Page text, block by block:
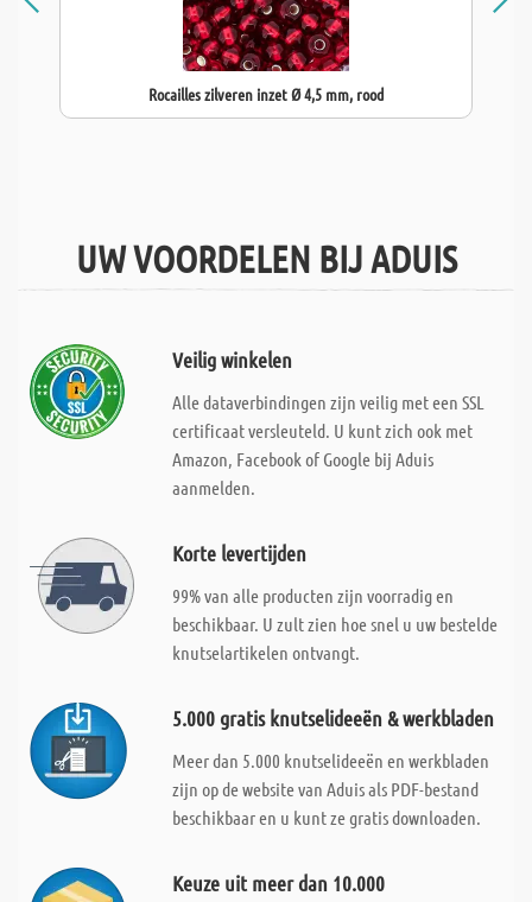
Rocailles zilveren inzet Ø 4,5 mm, rood
UW VOORDELEN BIJ ADUIS
Veilig winkelen
Alle dataverbindingen zijn veilig met een SSL
certificaat versleuteld. U kunt zich ook met
Amazon, Facebook of Google bij Aduis
aanmelden.
Korte levertijden
99% van alle producten zijn voorradig en
beschikbaar. U zult zien hoe snel u uw bestelde
knutselartikelen ontvangt.
5.000 gratis knutselideeën & werkbladen
Meer dan 5.000 knutselideeën en werkbladen
zijn op de website van Aduis als PDF-bestand
beschikbaar en u kunt ze gratis downloaden.
Keuze uit meer dan 10.000